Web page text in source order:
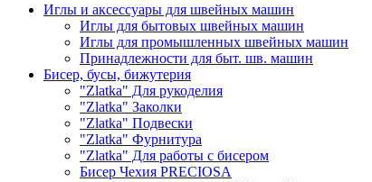
Иглы и аксессуары для швейных машин
Иглы для бытовых швейных машин
Иглы для промышленных швейных машин
Принадлежности для быт. шв. машин
Бисер, бусы, бижутерия
"Zlatka" Для рукоделия
"Zlatka" Заколки
"Zlatka" Подвески
"Zlatka" Фурнитура
"Zlatka" Для работы с бисером
Бисер Чехия PRECIOSA